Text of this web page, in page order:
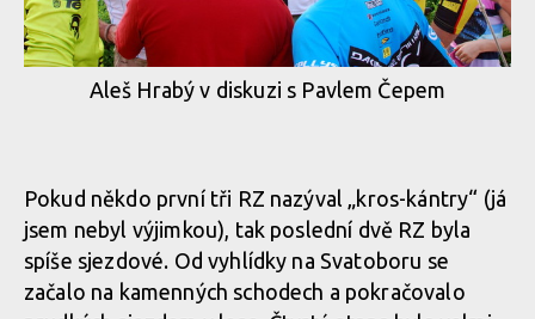
Aleš Hrabý v diskuzi s Pavlem Čepem
Pokud někdo první tři RZ nazýval „kros-kántry“ (já
jsem nebyl výjimkou), tak poslední dvě RZ byla
spíše sjezdové. Od vyhlídky na Svatoboru se
začalo na kamenných schodech a pokračovalo